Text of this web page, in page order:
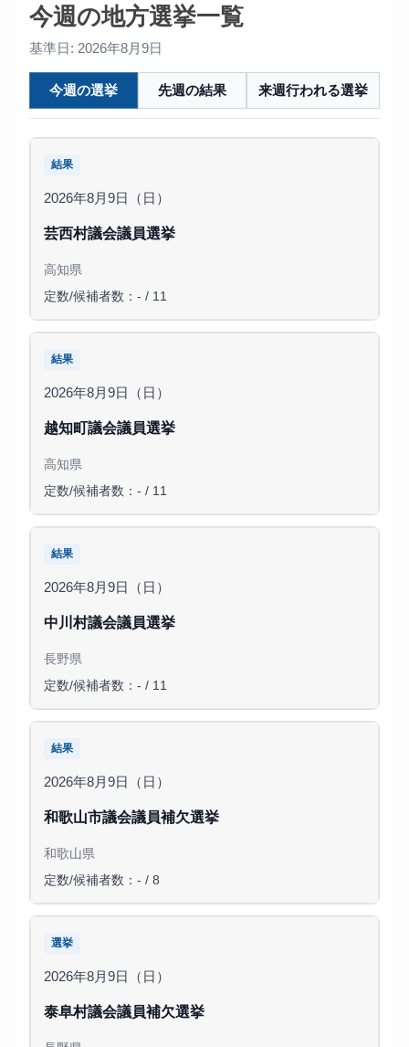
今週の地方選挙一覧
基準日: 2026年8月9日
今週の選挙 先週の結果 来週行われる選挙
結果
2026年8月9日（日）
芸西村議会議員選挙
高知県
定数/候補者数：- / 11
結果
2026年8月9日（日）
越知町議会議員選挙
高知県
定数/候補者数：- / 11
結果
2026年8月9日（日）
中川村議会議員選挙
長野県
定数/候補者数：- / 11
結果
2026年8月9日（日）
和歌山市議会議員補欠選挙
和歌山県
定数/候補者数：- / 8
選挙
2026年8月9日（日）
泰阜村議会議員補欠選挙